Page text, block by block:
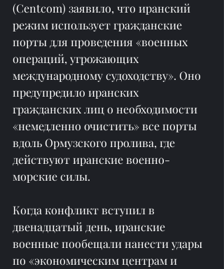
(Centcom) заявило, что иранский
режим использует гражданские
порты для проведения «военных
операций, угрожающих
международному судоходству». Оно
предупредило иранских
гражданских лиц о необходимости
«немедленно очистить» все порты
вдоль Ормузского пролива, где
действуют иранские военно-
морские силы.
Когда конфликт вступил в
двенадцатый день, иранские
военные пообещали нанести удары
по «экономическим центрам и